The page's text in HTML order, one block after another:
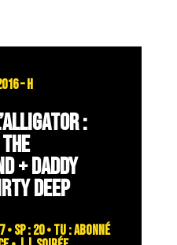
– H
:
+ DADDY
DEEP
• SP : 20 • TU : abonné